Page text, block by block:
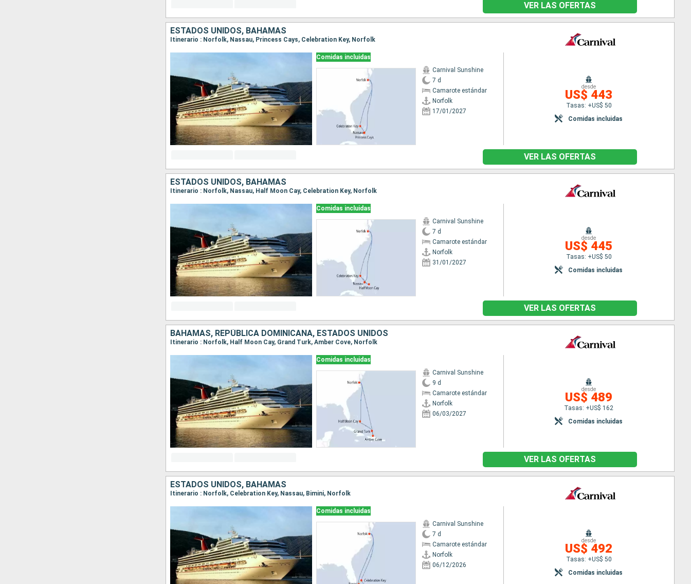
VER LAS OFERTAS
ESTADOS UNIDOS, BAHAMAS
Itinerario : Norfolk, Nassau, Princess Cays, Celebration Key, Norfolk
Comidas incluidas
Carnival Sunshine
7 d
Camarote estándar
Norfolk
17/01/2027
desde
US$ 443
Tasas: +US$ 50
Comidas incluidas
VER LAS OFERTAS
ESTADOS UNIDOS, BAHAMAS
Itinerario : Norfolk, Nassau, Half Moon Cay, Celebration Key, Norfolk
Comidas incluidas
Carnival Sunshine
7 d
Camarote estándar
Norfolk
31/01/2027
desde
US$ 445
Tasas: +US$ 50
Comidas incluidas
VER LAS OFERTAS
BAHAMAS, REPÚBLICA DOMINICANA, ESTADOS UNIDOS
Itinerario : Norfolk, Half Moon Cay, Grand Turk, Amber Cove, Norfolk
Comidas incluidas
Carnival Sunshine
9 d
Camarote estándar
Norfolk
06/03/2027
desde
US$ 489
Tasas: +US$ 162
Comidas incluidas
VER LAS OFERTAS
ESTADOS UNIDOS, BAHAMAS
Itinerario : Norfolk, Celebration Key, Nassau, Bimini, Norfolk
Comidas incluidas
Carnival Sunshine
7 d
Camarote estándar
Norfolk
06/12/2026
desde
US$ 492
Tasas: +US$ 50
Comidas incluidas